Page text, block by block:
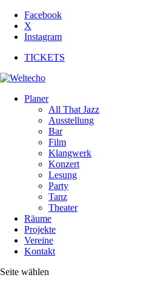
Facebook
X
Instagram
TICKETS
Planer
All That Jazz
Ausstellung
Bar
Film
Klangwerk
Konzert
Lesung
Party
Tanz
Theater
Räume
Projekte
Vereine
Kontakt
Seite wählen